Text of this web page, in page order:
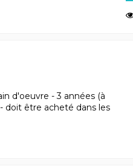
d'oeuvre - 3 années (à
doit être acheté dans les